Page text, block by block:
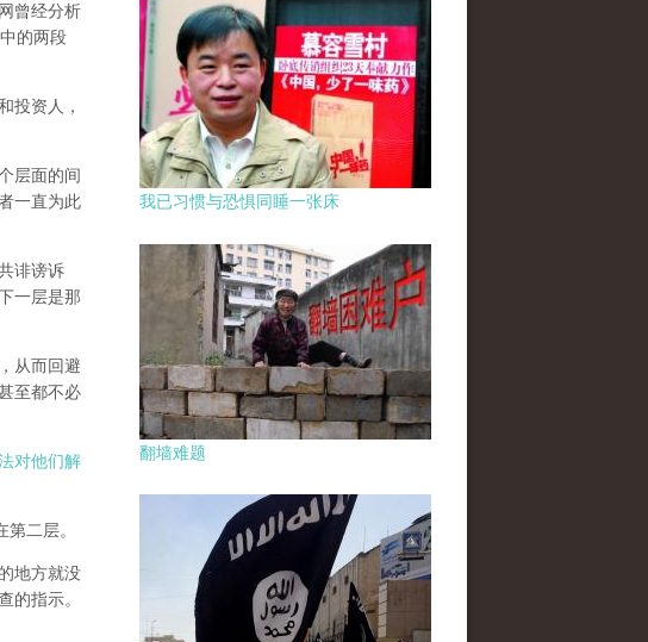
曾经分析
的两段
投资人，
层面的间
一直为此
诽谤诉
一层是那
从而回避
至都不必
对他们解
二层。
地方就没
的指示。
我已习惯与恐惧同睡一张床
翻墙难题